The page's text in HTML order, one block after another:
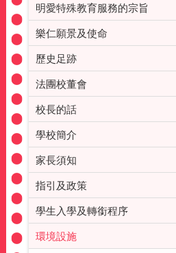
明愛特殊教育服務的宗旨
樂仁願景及使命
歷史足跡
法團校董會
校長的話
學校簡介
家長須知
指引及政策
學生入學及轉銜程序
環境設施